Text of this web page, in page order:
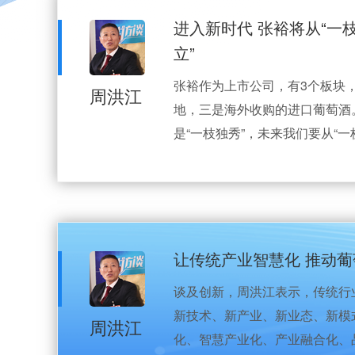
周洪江
进入新时代 张裕将从“一
立”
张裕作为上市公司，有3个板块
地，三是海外收购的进口葡萄
是“一枝独秀”，未来我们要从“
周洪江
让传统产业智慧化 推动
谈及创新，周洪江表示，传统
新技术、新产业、新业态、新
化、智慧产业化、产业融合化